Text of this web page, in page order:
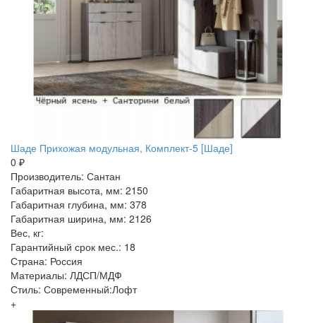
Шаде Прихожая модульная, Комплект-5 [Шаде]
0 ₽
Производитель: Сантан
Габаритная высота, мм: 2150
Габаритная глубина, мм: 378
Габаритная ширина, мм: 2126
Вес, кг:
Гарантийный срок мес.: 18
Страна: Россия
Материалы: ЛДСП/МДФ
Стиль: Современный:Лофт
+